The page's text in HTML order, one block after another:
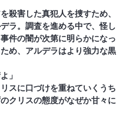
殺害した真犯人を捜すため、
ラ。調査を進める中で、怪し
件の闇が次第に明らかになっ
め、アルデラはより強力な黒
」
スに口づけを重ねていくうち
クリスの態度がなぜか甘々に